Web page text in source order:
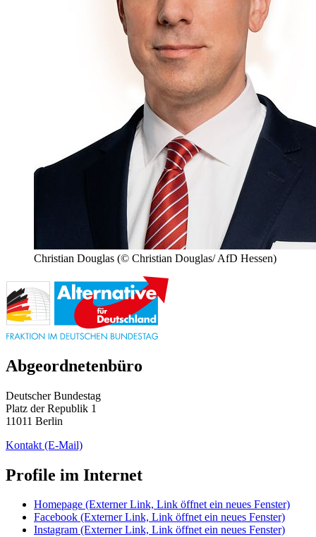
Christian Douglas (© Christian Douglas/ AfD Hessen)
Abgeordnetenbüro
Deutscher Bundestag
Platz der Republik 1
11011 Berlin
Kontakt (E-Mail)
Profile im Internet
Homepage (Externer Link, Link öffnet ein neues Fenster)
Facebook (Externer Link, Link öffnet ein neues Fenster)
Instagram (Externer Link, Link öffnet ein neues Fenster)